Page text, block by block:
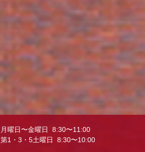
月曜日〜金曜日 8:30〜11:00
第1・3・5土曜日 8:30〜10:00